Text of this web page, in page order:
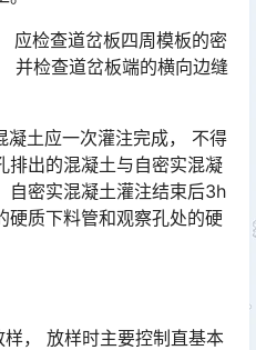
应检查道岔板四周模板的密
并检查道岔板端的横向边缝
凝土应一次灌注完成， 不得
排出的混凝土与自密实混凝
自密实混凝土灌注结束后3h
硬质下料管和观察孔处的硬
样， 放样时主要控制直基本